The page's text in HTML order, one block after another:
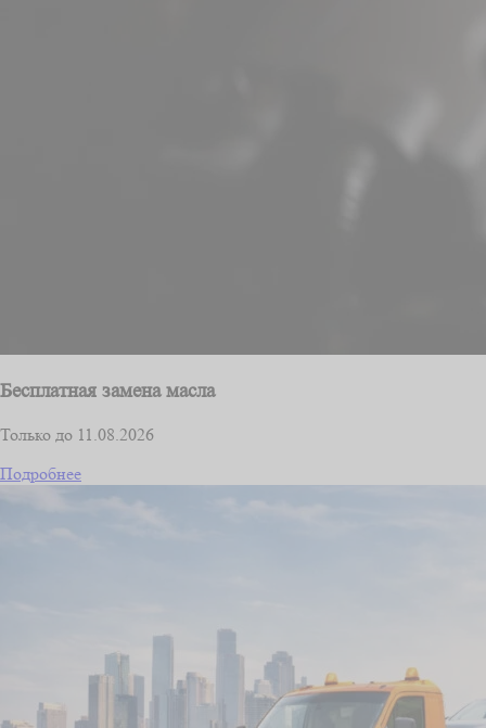
Бесплатная замена масла
Только до 11.08.2026
Подробнее